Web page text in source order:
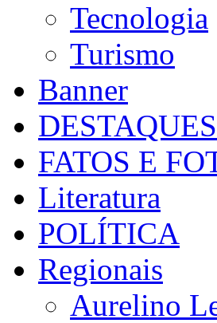
Tecnologia
Turismo
Banner
FATOS E
Literatura
POLÍTICA
Regionais
Aurelino